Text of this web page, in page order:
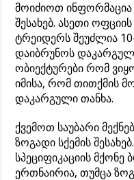
მოიძიოთ ინფორმაცია
შესახებ. ასეთი
ტრეიდერს შეუძლია
დაიბრუნოს
ობიექტურები რომ
იმისა, რომ თითქმის
დაკარგული თანხა.
ქვემოთ საუბარი
ზოგადი სქემის
სპეციფიკაციის მქონე
ერთნაირია, თუმცა